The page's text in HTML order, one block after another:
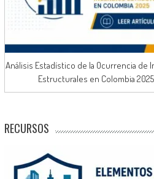
Análisis Estadístico de la Ocurrencia de
Estructurales en Colombia 2025
RECURSOS